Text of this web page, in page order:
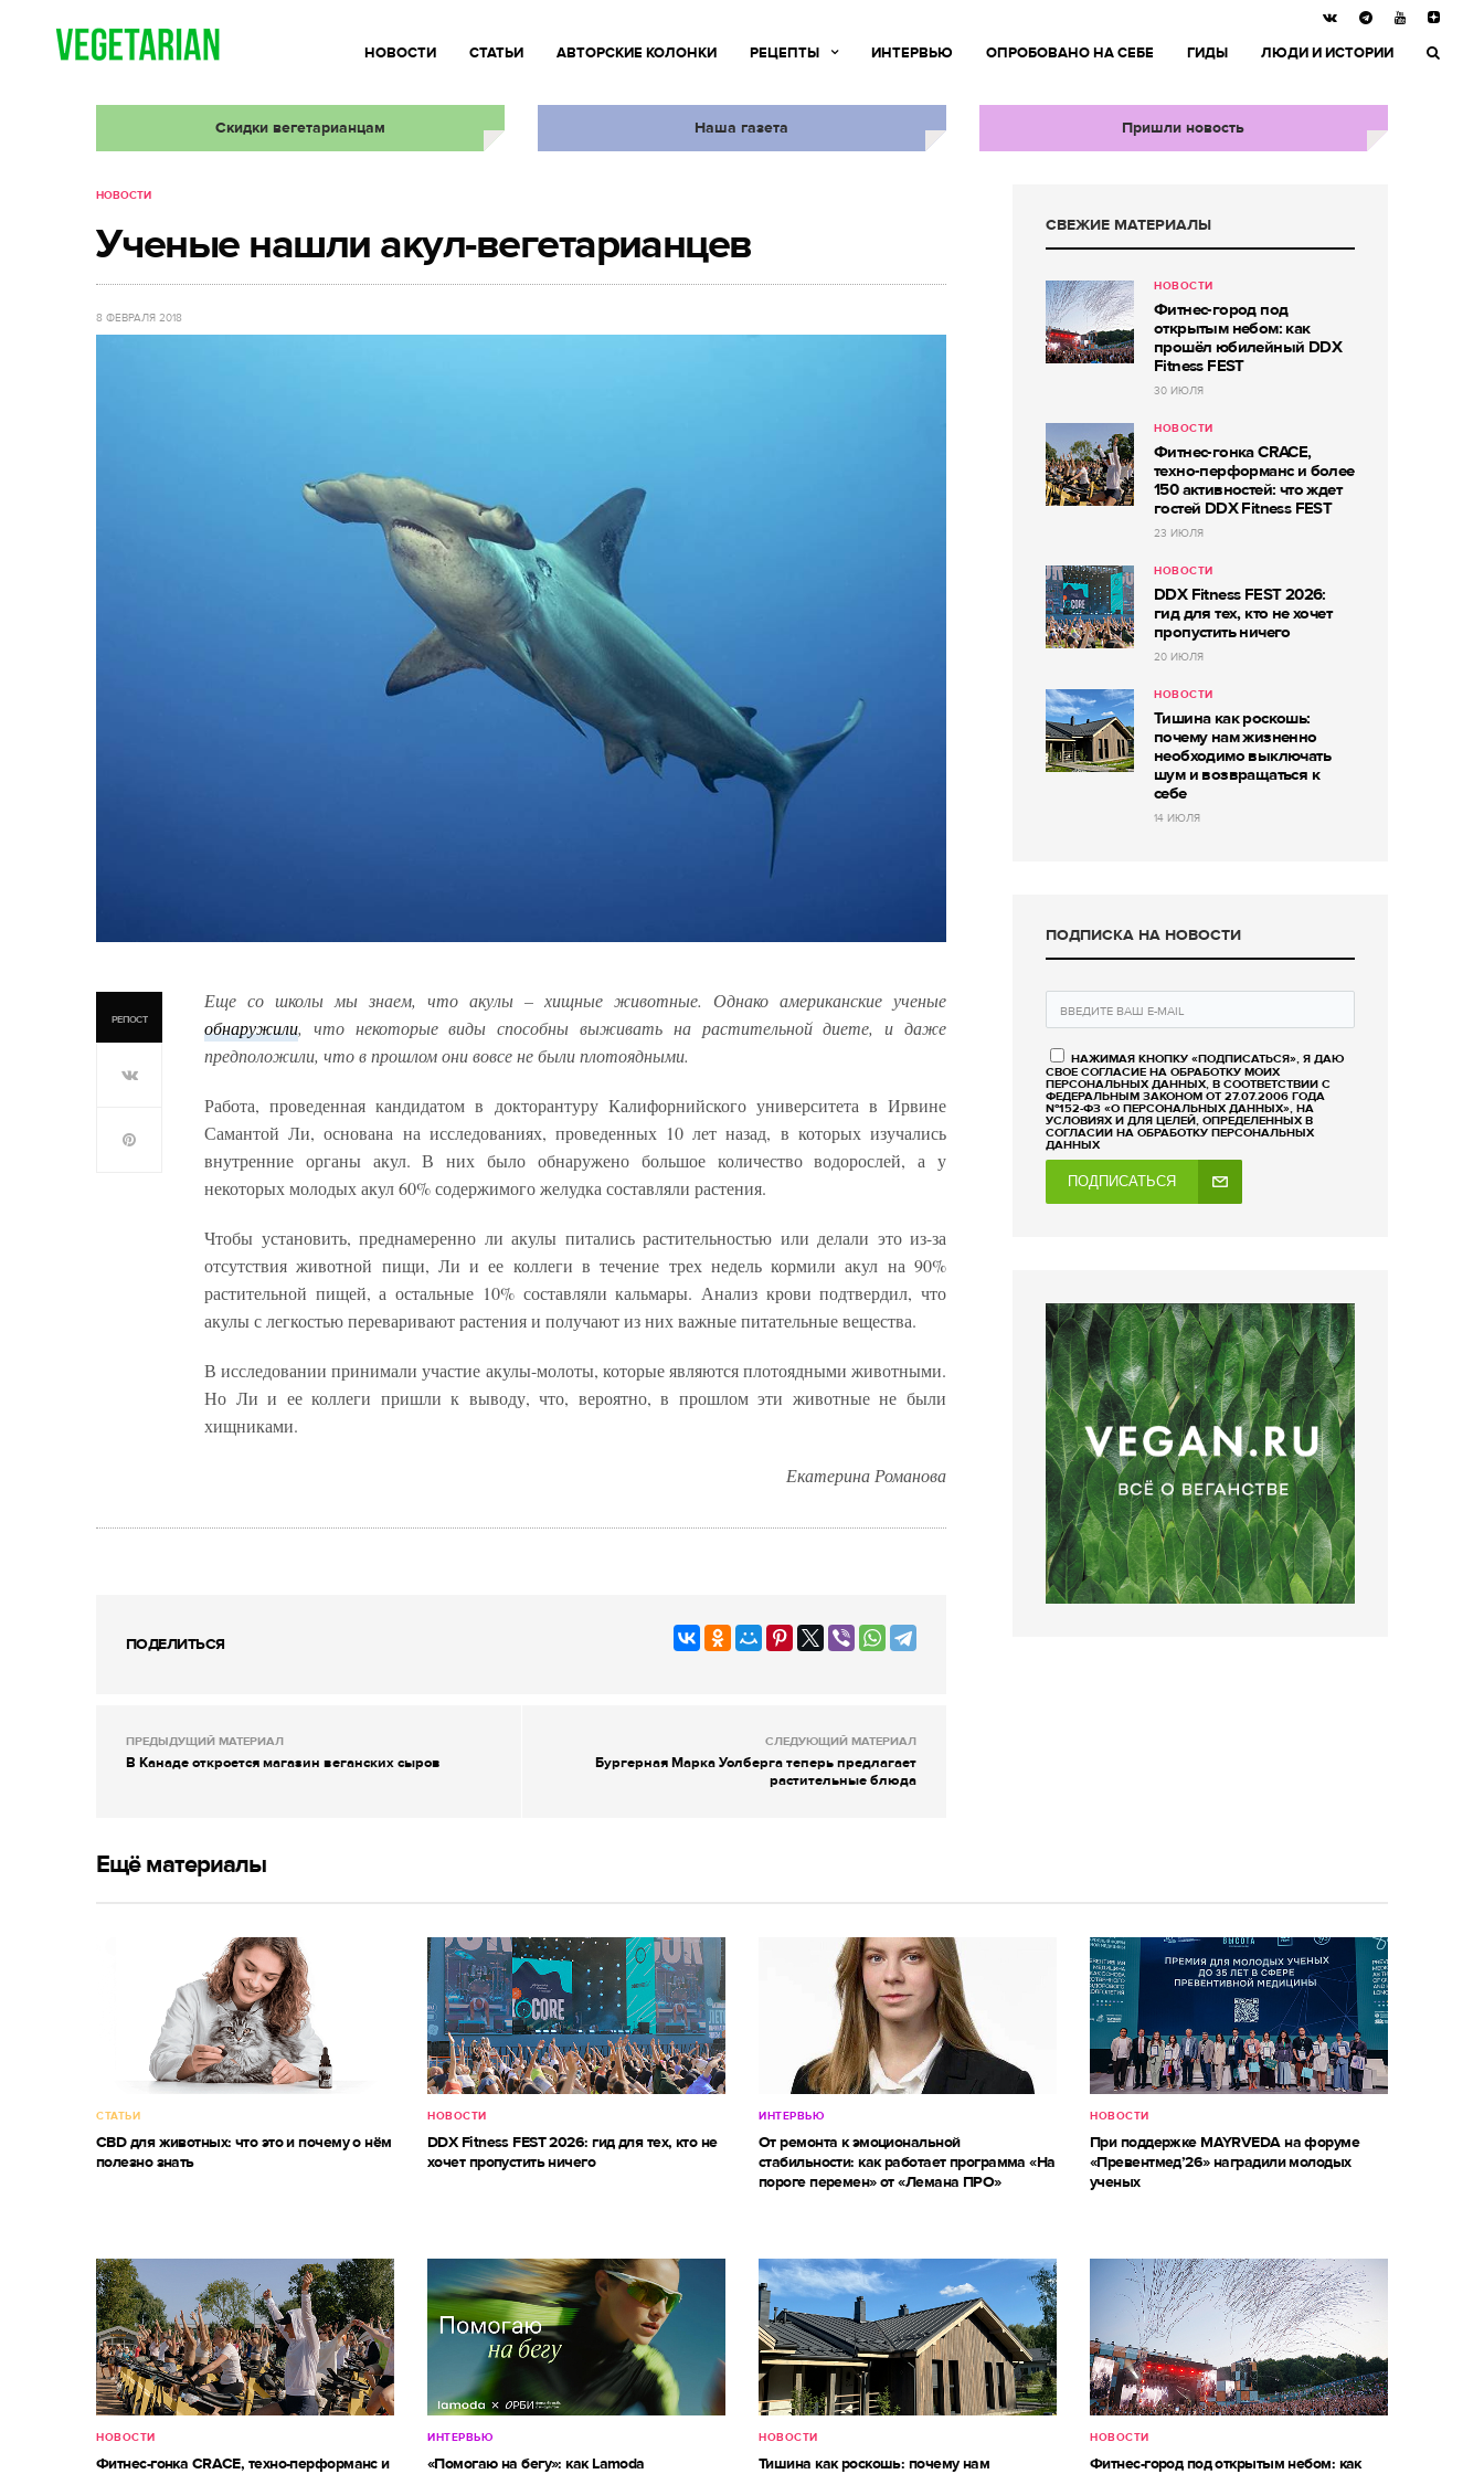
НОВОСТИ СТАТЬИ АВТОРСКИЕ КОЛОНКИ РЕЦЕПТЫ ИНТЕРВЬЮ ОПРОБОВАНО НА СЕБЕ ГИДЫ ЛЮДИ И ИСТОРИИ
Скидки вегетарианцам Наша газета Пришли новость
НОВОСТИ
Ученые нашли акул-вегетарианцев
8 ФЕВРАЛЯ 2018
РЕПОСТ
Еще со школы мы знаем, что акулы – хищные животные. Однако американские ученые
обнаружили, что некоторые виды способны выживать на растительной диете, и даже
предположили, что в прошлом они вовсе не были плотоядными.
Работа, проведенная кандидатом в докторантуру Калифорнийского университета в Ирвине
Самантой Ли, основана на исследованиях, проведенных 10 лет назад, в которых изучались
внутренние органы акул. В них было обнаружено большое количество водорослей, а у
некоторых молодых акул 60% содержимого желудка составляли растения.
Чтобы установить, преднамеренно ли акулы питались растительностью или делали это из-за
отсутствия животной пищи, Ли и ее коллеги в течение трех недель кормили акул на 90%
растительной пищей, а остальные 10% составляли кальмары. Анализ крови подтвердил, что
акулы с легкостью переваривают растения и получают из них важные питательные вещества.
В исследовании принимали участие акулы-молоты, которые являются плотоядными животными.
Но Ли и ее коллеги пришли к выводу, что, вероятно, в прошлом эти животные не были
хищниками.
Екатерина Романова
ПОДЕЛИТЬСЯ
ПРЕДЫДУЩИЙ МАТЕРИАЛ
В Канаде откроется магазин веганских сыров
СЛЕДУЮЩИЙ МАТЕРИАЛ
Бургерная Марка Уолберга теперь предлагает
растительные блюда
СВЕЖИЕ МАТЕРИАЛЫ
НОВОСТИ
Фитнес-город под
открытым небом: как
прошёл юбилейный DDX
Fitness FEST
30 ИЮЛЯ
НОВОСТИ
Фитнес-гонка CRACE,
техно-перформанс и более
150 активностей: что ждет
гостей DDX Fitness FEST
23 ИЮЛЯ
НОВОСТИ
DDX Fitness FEST 2026:
гид для тех, кто не хочет
пропустить ничего
20 ИЮЛЯ
НОВОСТИ
Тишина как роскошь:
почему нам жизненно
необходимо выключать
шум и возвращаться к
себе
14 ИЮЛЯ
ПОДПИСКА НА НОВОСТИ
НАЖИМАЯ КНОПКУ «ПОДПИСАТЬСЯ», Я ДАЮ
СВОЕ СОГЛАСИЕ НА ОБРАБОТКУ МОИХ
ПЕРСОНАЛЬНЫХ ДАННЫХ, В СООТВЕТСТВИИ С
ФЕДЕРАЛЬНЫМ ЗАКОНОМ ОТ 27.07.2006 ГОДА
№152-ФЗ «О ПЕРСОНАЛЬНЫХ ДАННЫХ», НА
УСЛОВИЯХ И ДЛЯ ЦЕЛЕЙ, ОПРЕДЕЛЕННЫХ В
СОГЛАСИИ НА ОБРАБОТКУ ПЕРСОНАЛЬНЫХ
ДАННЫХ
ПОДПИСАТЬСЯ
Ещё материалы
СТАТЬИ
CBD для животных: что это и почему о нём
полезно знать
НОВОСТИ
DDX Fitness FEST 2026: гид для тех, кто не
хочет пропустить ничего
ИНТЕРВЬЮ
От ремонта к эмоциональной
стабильности: как работает программа «На
пороге перемен» от «Лемана ПРО»
НОВОСТИ
При поддержке MAYRVEDA на форуме
«Превентмед’26» наградили молодых
ученых
НОВОСТИ
Фитнес-гонка CRACE, техно-перформанс и
ИНТЕРВЬЮ
«Помогаю на бегу»: как Lamoda
НОВОСТИ
Тишина как роскошь: почему нам
НОВОСТИ
Фитнес-город под открытым небом: как